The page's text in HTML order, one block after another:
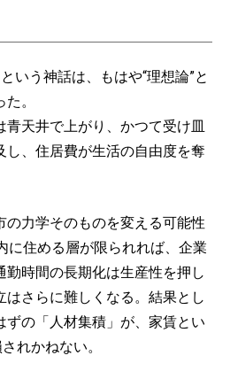
いう神話は、もはや“理想論”と
。
天井で上がり、かつて受け皿
し、住居費が生活の自由度を奪
力学そのものを変える可能性
に住める層が限られれば、企業
勤時間の長期化は生産性を押し
さらに難しくなる。結果とし
ずの「人材集積」が、家賃とい
れかねない。